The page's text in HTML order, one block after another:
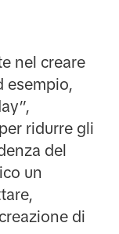
nel creare
esempio,
ridurre gli
del
un
di